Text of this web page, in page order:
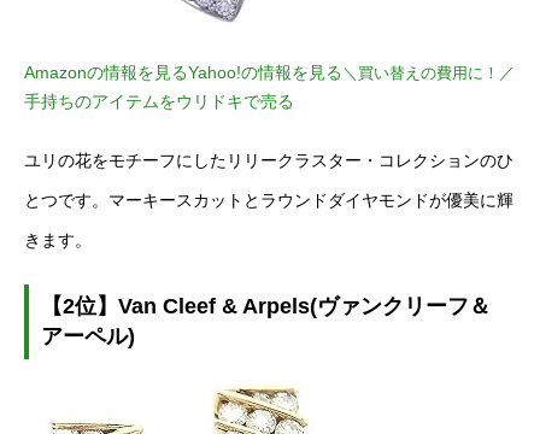
Amazonの情報を見るYahoo!の情報を見る ＼買い替えの費用に！／
手持ちのアイテムをウリドキで売る
ユリの花をモチーフにしたリリークラスター・コレクションのひ
とつです。マーキースカットとラウンドダイヤモンドが優美に輝
きます。
【2位】Van Cleef & Arpels(ヴァンクリーフ＆
アーペル)